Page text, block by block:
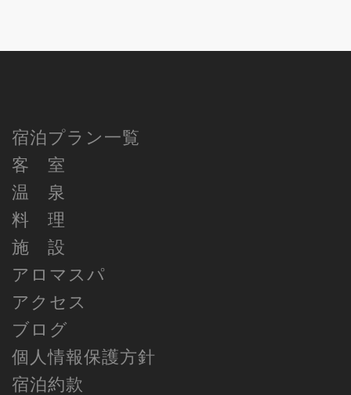
宿泊プラン一覧
客 室
温 泉
料 理
施 設
アロマスパ
アクセス
ブログ
個人情報保護方針
宿泊約款